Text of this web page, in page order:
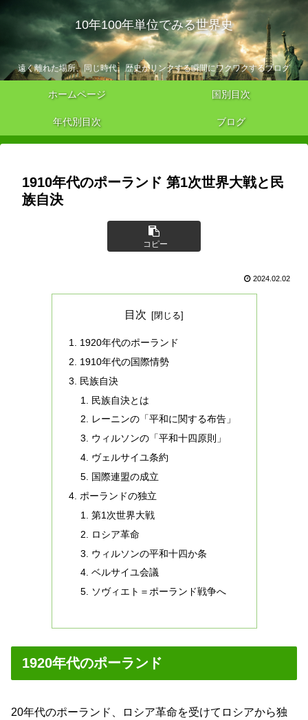
10年100年単位でみる世界史
遠く離れた場所、同じ時代。歴史がリンクする瞬間にワクワクするブログ
ホームページ 国別目次
年代別目次 ブログ
1910年代のポーランド 第1次世界大戦と民
族自決
コピー
2024.02.02
目次
1920年代のポーランド
1910年代の国際情勢
民族自決
民族自決とは
レーニンの「平和に関する布告」
ウィルソンの「平和十四原則」
ヴェルサイユ条約
国際連盟の成立
ポーランドの独立
第1次世界大戦
ロシア革命
ウィルソンの平和十四か条
ベルサイユ会議
ソヴィエト＝ポーランド戦争へ
1920年代のポーランド
20年代のポーランド、ロシア革命を受けてロシアから独